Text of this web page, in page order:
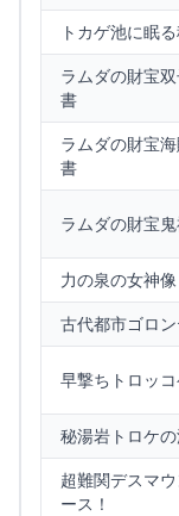
トカゲ池に眠
ラムダの財宝
書
ラムダの財宝
書
ラムダの財宝
力の泉の女神像
古代都市ゴロン
早撃ちトロッコ
秘湯岩トロケ
超難関デスマ
ース！